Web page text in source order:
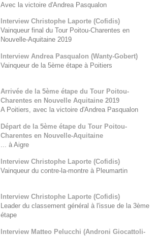
Avec la victoire d'Andrea Pasqualon
Interview Christophe Laporte (Cofidis)
Vainqueur final du Tour Poitou-Charentes en
Nouvelle-Aquitaine 2019
Interview Andrea Pasqualon (Wanty-Gobert)
Vainqueur de la 5ème étape à Poitiers
Arrivée de la 5ème étape du Tour Poitou-
Charentes en Nouvelle Aquitaine 2019
A Poitiers, avec la victoire d'Andrea Pasqualon
Départ de la 5ème étape du Tour Poitou-
Charentes en Nouvelle-Aquitaine
... à Aigre
Interview Christophe Laporte (Cofidis)
Vainqueur du contre-la-montre à Pleumartin
Interview Christophe Laporte (Cofidis)
Leader du classement général à l'issue de la 3ème
étape
Interview Matteo Pelucchi (Androni Giocattoli-